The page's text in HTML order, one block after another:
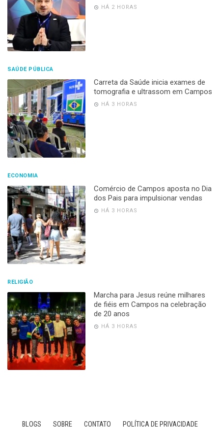
HÁ 2 HORAS
SAÚDE PÚBLICA
Carreta da Saúde inicia exames de
tomografia e ultrassom em Campos
HÁ 3 HORAS
ECONOMIA
Comércio de Campos aposta no Dia
dos Pais para impulsionar vendas
HÁ 3 HORAS
RELIGIÃO
Marcha para Jesus reúne milhares
de fiéis em Campos na celebração
de 20 anos
HÁ 3 HORAS
BLOGS SOBRE CONTATO POLÍTICA DE PRIVACIDADE